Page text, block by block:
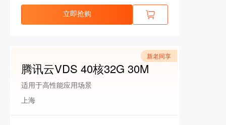
立即抢购
新老同享
腾讯云VDS 40核32G 30M
适用于高性能应用场景
上海